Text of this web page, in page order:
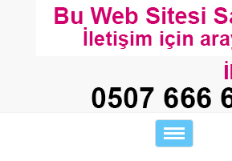
Toggle
navigation